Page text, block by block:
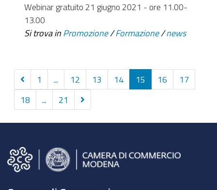
Webinar gratuito 21 giugno 2021 - ore 11.00-
13.00
Si trova in Promozione /Formazione /news
Precedenti
10
elementi
1 12 13 14 15 16 17
18 21
Successivi
10